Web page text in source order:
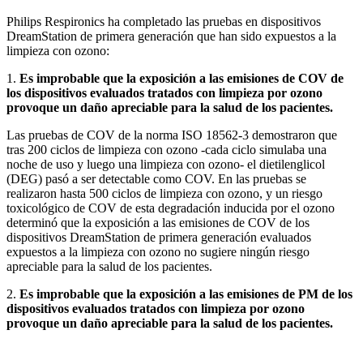
Philips Respironics ha completado las pruebas en dispositivos
DreamStation de primera generación que han sido expuestos a la
limpieza con ozono:
1. Es improbable que la exposición a las emisiones de COV de
los dispositivos evaluados tratados con limpieza por ozono
provoque un daño apreciable para la salud de los pacientes.
Las pruebas de COV de la norma ISO 18562-3 demostraron que
tras 200 ciclos de limpieza con ozono -cada ciclo simulaba una
noche de uso y luego una limpieza con ozono- el dietilenglicol
(DEG) pasó a ser detectable como COV. En las pruebas se
realizaron hasta 500 ciclos de limpieza con ozono, y un riesgo
toxicológico de COV de esta degradación inducida por el ozono
determinó que la exposición a las emisiones de COV de los
dispositivos DreamStation de primera generación evaluados
expuestos a la limpieza con ozono no sugiere ningún riesgo
apreciable para la salud de los pacientes.
2. Es improbable que la exposición a las emisiones de PM de los
dispositivos evaluados tratados con limpieza por ozono
provoque un daño apreciable para la salud de los pacientes.